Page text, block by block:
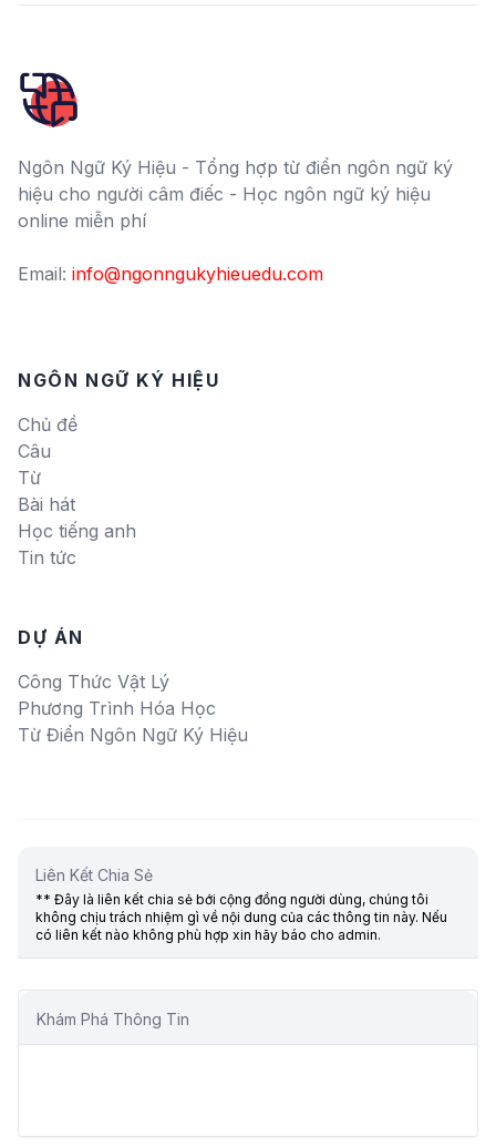
Ngôn Ngữ Ký Hiệu - Tổng hợp từ điển ngôn ngữ ký
hiệu cho người câm điếc - Học ngôn ngữ ký hiệu
online miễn phí
Email: info@ngonngukyhieuedu.com
NGÔN NGỮ KÝ HIỆU
Chủ đề
Câu
Từ
Bài hát
Học tiếng anh
Tin tức
DỰ ÁN
Công Thức Vật Lý
Phương Trình Hóa Học
Từ Điển Ngôn Ngữ Ký Hiệu
Liên Kết Chia Sẻ
** Đây là liên kết chia sẻ bới cộng đồng người dùng, chúng tôi
không chịu trách nhiệm gì về nội dung của các thông tin này. Nếu
có liên kết nào không phù hợp xin hãy báo cho admin.
Khám Phá Thông Tin